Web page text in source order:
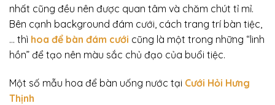
nhất cũng đều nên được quan tâm và chăm chút tỉ mỉ.
Bên cạnh background đám cưới, cách trang trí bàn tiệc,
… thì hoa để bàn đám cưới cũng là một trong những “linh
hồn” để tạo nên màu sắc chủ đạo của buổi tiệc.
Một số mẫu hoa để bàn uống nước tại Cưới Hỏi Hưng
Thịnh